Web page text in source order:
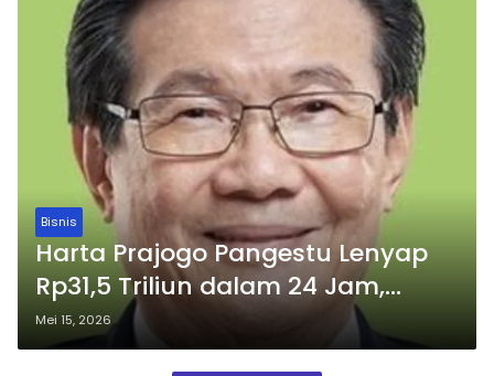
Bisnis
Harta Prajogo Pangestu Lenyap
Rp31,5 Triliun dalam 24 Jam,
Saham Grup Barito Terpuruk
Mei 15, 2026